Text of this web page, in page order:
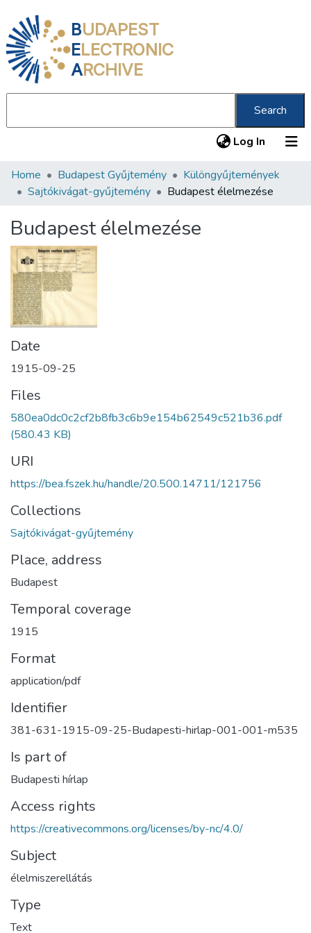
BUDAPEST
ELECTRONIC
ARCHIVE
Search
Log In (current)
Communities & Collections
Statistics
About us
Home Budapest Gyűjtemény
Különgyűjtemények
Sajtókivágat-gyűjtemény
Budapest élelmezése
Budapest élelmezése
Date
1915-09-25
Files
580ea0dc0c2cf2b8fb3c6b9e154b62549c521b36.pdf
(580.43 KB)
URI
https://bea.fszek.hu/handle/20.500.14711/121756
Collections
Sajtókivágat-gyűjtemény
Place, address
Budapest
Temporal coverage
1915
Format
application/pdf
Identifier
381-631-1915-09-25-Budapesti-hirlap-001-001-m535
Is part of
Budapesti hírlap
Access rights
https://creativecommons.org/licenses/by-nc/4.0/
Subject
élelmiszerellátás
Type
Text